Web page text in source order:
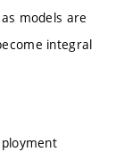
models are
integral